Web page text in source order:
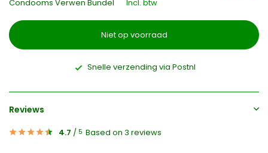
Condooms Verwen Bundel Incl. btw
Niet op voorraad
Snelle verzending via Postnl
Reviews
4.7 / 5 Based on 3 reviews